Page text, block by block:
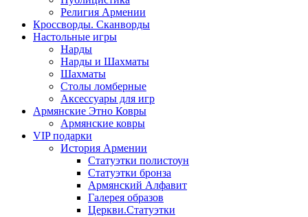
Религия Армении
Кроссворды. Сканворды
Настольные игры
Нарды
Нарды и Шахматы
Шахматы
Столы ломберные
Аксессуары для игр
Армянские Этно Ковры
Армянские ковры
VIP подарки
История Армении
Статуэтки полистоун
Статуэтки бронза
Армянский Алфавит
Галерея образов
Церкви.Статуэтки